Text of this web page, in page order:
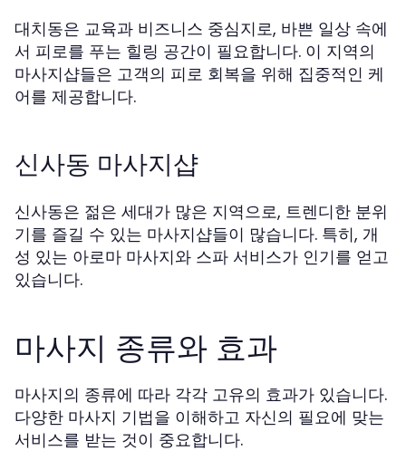
대치동은 교육과 비즈니스 중심지로, 바쁜 일상 속에
서 피로를 푸는 힐링 공간이 필요합니다. 이 지역의
마사지샵들은 고객의 피로 회복을 위해 집중적인 케
어를 제공합니다.
신사동 마사지샵
신사동은 젊은 세대가 많은 지역으로, 트렌디한 분위
기를 즐길 수 있는 마사지샵들이 많습니다. 특히, 개
성 있는 아로마 마사지와 스파 서비스가 인기를 얻고
있습니다.
마사지 종류와 효과
마사지의 종류에 따라 각각 고유의 효과가 있습니다.
다양한 마사지 기법을 이해하고 자신의 필요에 맞는
서비스를 받는 것이 중요합니다.